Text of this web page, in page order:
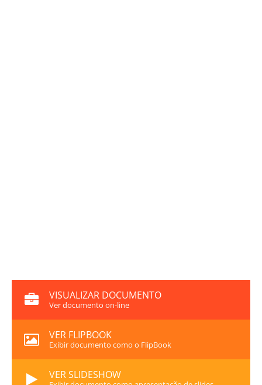
VISUALIZAR DOCUMENTO
Ver documento on-line
VER FLIPBOOK
Exibir documento como o FlipBook
VER SLIDESHOW